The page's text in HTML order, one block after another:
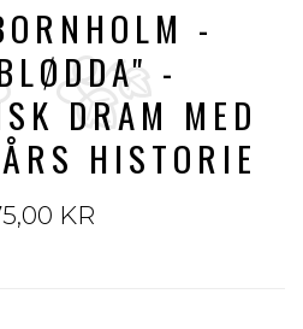
-
-
DRAM MED
HISTORIE
KR